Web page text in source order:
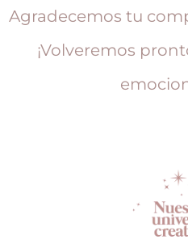
Agradecemos tu
¡Volveremos